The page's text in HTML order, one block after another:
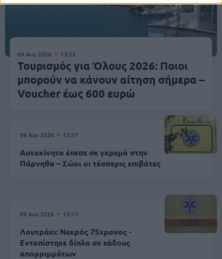
09 Αυγ 2026 13:52
Τουρισμός για Όλους 2026: Ποιοι
μπορούν να κάνουν αίτηση σήμερα –
Voucher έως 600 ευρώ
09 Αυγ 2026 13:37
Αυτοκίνητο έπεσε σε γκρεμό στην
Πάρνηθα – Σώοι οι τέσσερις επιβάτες
09 Αυγ 2026 13:17
Λουτράκι: Νεκρός 75χρονος -
Εντοπίστηκε δίπλα σε κάδους
απορριμμάτων